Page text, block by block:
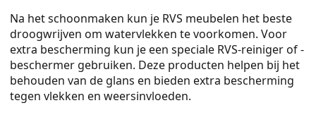
Na het schoonmaken kun je RVS meubelen het beste
droogwrijven om watervlekken te voorkomen. Voor
extra bescherming kun je een speciale RVS-reiniger of -
beschermer gebruiken. Deze producten helpen bij het
behouden van de glans en bieden extra bescherming
tegen vlekken en weersinvloeden.